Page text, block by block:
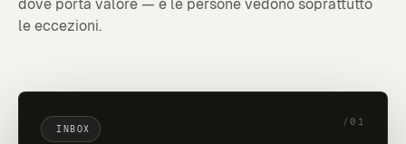
dove porta valore — e le persone vedono soprattutto
le eccezioni.
/01
INBOX